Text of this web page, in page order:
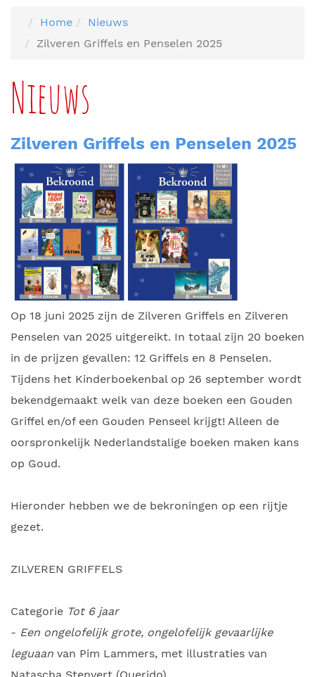
Home
Nieuws
Zilveren Griffels en Penselen 2025
Nieuws
Zilveren Griffels en Penselen 2025
Op 18 juni 2025 zijn de Zilveren Griffels en Zilveren
Penselen van 2025 uitgereikt. In totaal zijn 20 boeken
in de prijzen gevallen: 12 Griffels en 8 Penselen.
Tijdens het Kinderboekenbal op 26 september wordt
bekendgemaakt welk van deze boeken een Gouden
Griffel en/of een Gouden Penseel krijgt! Alleen de
oorspronkelijk Nederlandstalige boeken maken kans
op Goud.
Hieronder hebben we de bekroningen op een rijtje
gezet.
ZILVEREN GRIFFELS
Categorie Tot 6 jaar
- Een ongelofelijk grote, ongelofelijk gevaarlijke
leguaan van Pim Lammers, met illustraties van